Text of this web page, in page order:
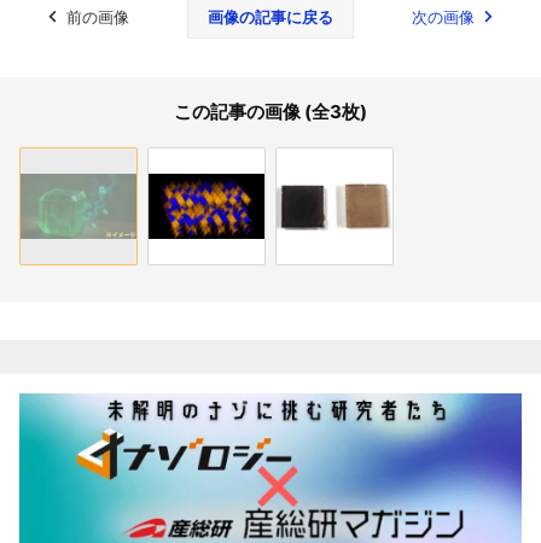
前の画像 画像の記事に戻る 次の画像
この記事の画像 (全3枚)